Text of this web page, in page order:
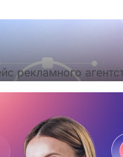
рекламного